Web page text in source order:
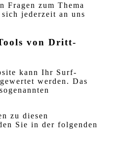
Fragen zum Thema
jederzeit an uns
von Dritt­
kann Ihr Surf-
werden. Das
zu diesen
Sie in der folgenden